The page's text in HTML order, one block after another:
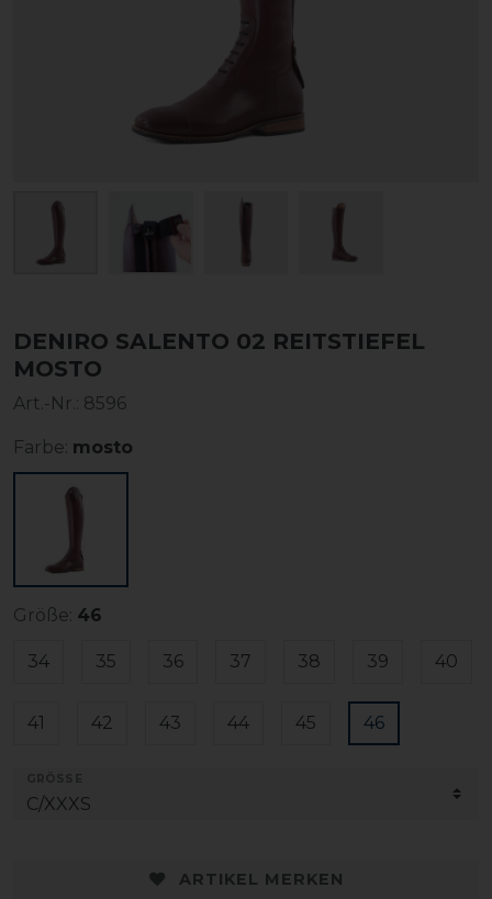
DENIRO SALENTO 02 REITSTIEFEL
MOSTO
Art.-Nr.: 8596
Farbe: mosto
Größe: 46
34 35 36 37 38 39 40
41 42 43 44 45 46
ARTIKEL MERKEN